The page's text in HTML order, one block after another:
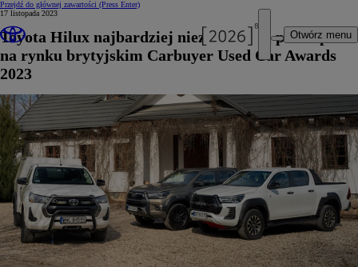
Przejdź do głównej zawartości (Press Enter)
Otwórz menu
17 listopada 2023
Toyota Hilux najbardziej niezawodnym pick-upem
na rynku brytyjskim Carbuyer Used Car Awards
2023